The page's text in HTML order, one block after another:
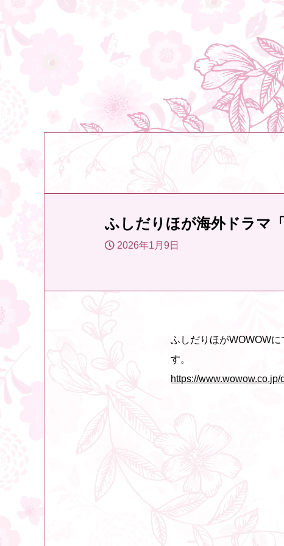
ふしだりほが海外ドラマ
2026年1月9日
ふしだりほがWOWOW
す。
https://